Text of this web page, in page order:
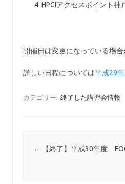
HPCIアクセスポイント神
開催日は変更になっている場合
詳しい日程については平成29
カテゴリー: 終了した講習会情報
投稿ナビゲーション
← 【終了】平成30年度